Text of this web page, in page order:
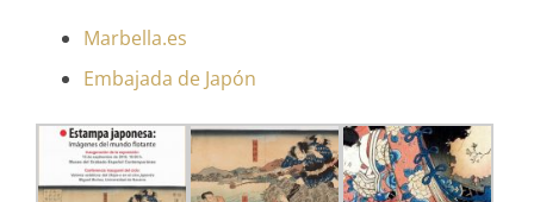
Marbella.es
Embajada de Japón